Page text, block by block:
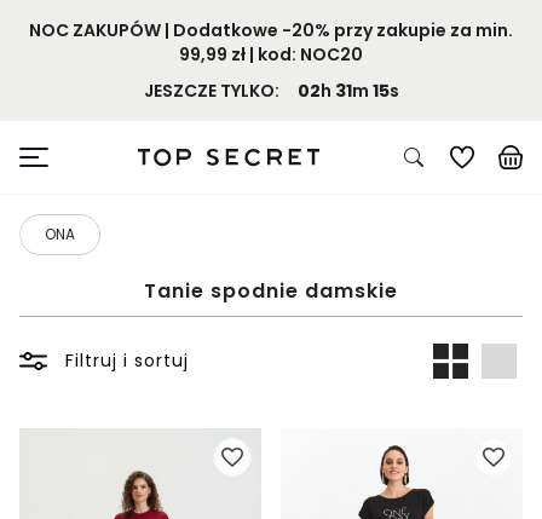
NOC ZAKUPÓW | Dodatkowe -20% przy zakupie za min.
99,99 zł | kod: NOC20
JESZCZE TYLKO:
02h 31m 14s
ONA
Tanie spodnie damskie
Filtruj i sortuj